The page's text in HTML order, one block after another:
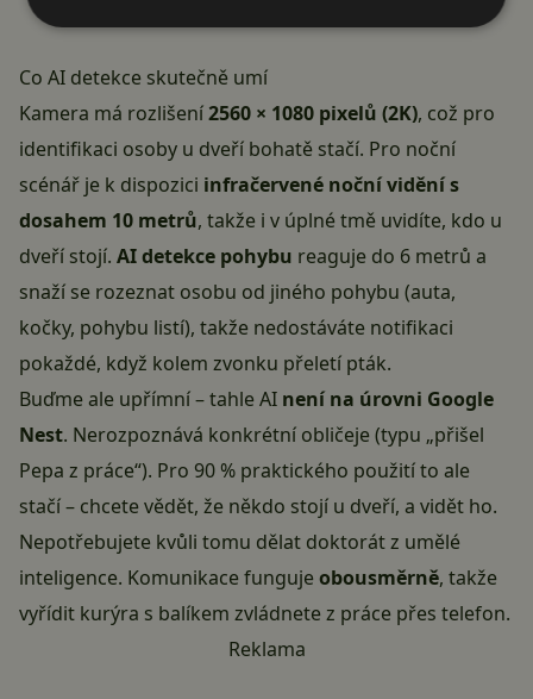
Co AI detekce skutečně umí
Kamera má rozlišení2560 × 1080 pixelů (2K), což pro
identifikaci osoby u dveří bohatě stačí. Pro noční
scénář je k dispozici infračervené noční vidění s
dosahem 10 metrů, takže i v úplné tmě uvidíte, kdo u
dveří stojí. AI detekce pohybu reaguje do 6 metrů a
snaží se rozeznat osobu od jiného pohybu (auta,
kočky, pohybu listí), takže nedostáváte notifikaci
pokaždé, když kolem zvonku přeletí pták.
Buďme ale upřímní – tahle AI není na úrovni Google
Nest. Nerozpoznává konkrétní obličeje (typu „přišel
Pepa z práce“). Pro 90 % praktického použití to ale
stačí – chcete vědět, že někdo stojí u dveří, a vidět ho.
Nepotřebujete kvůli tomu dělat doktorát z umělé
inteligence. Komunikace fungujeobousměrně, takže
vyřídit kurýra s balíkem zvládnete z práce přes telefon.
Reklama